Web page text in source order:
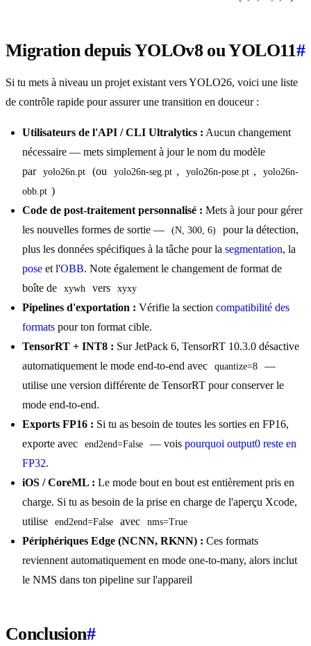
Migration depuis YOLOv8 ou YOLO11#
Si tu mets à niveau un projet existant vers YOLO26, voici une liste
de contrôle rapide pour assurer une transition en douceur :
Utilisateurs de l'API / CLI Ultralytics : Aucun changement
nécessaire — mets simplement à jour le nom du modèle
par yolo26n.pt (ou yolo26n-seg.pt , yolo26n-pose.pt ,
yolo26n-
obb.pt )
Code de post-traitement personnalisé : Mets à jour pour gérer
les nouvelles formes de sortie —
(N, 300, 6)
pour la détection,
plus les données spécifiques à la tâche pour la segmentation, la
pose et l'OBB. Note également le changement de format de
boîte de
xywh vers xyxy
Pipelines d'exportation : Vérifie la section compatibilité des
formats pour ton format cible.
TensorRT + INT8 : Sur JetPack 6, TensorRT 10.3.0 désactive
automatiquement le mode end-to-end avec
quantize=8
—
utilise une version différente de TensorRT pour conserver le
mode end-to-end.
Exports FP16 : Si tu as besoin de toutes les sorties en FP16,
exporte avec
end2end=False — vois pourquoi output0 reste en
FP32.
iOS / CoreML : Le mode bout en bout est entièrement pris en
charge. Si tu as besoin de la prise en charge de l'aperçu Xcode,
utilise
end2end=False avec nms=True
Périphériques Edge (NCNN, RKNN) : Ces formats
reviennent automatiquement en mode one-to-many, alors inclut
le NMS dans ton pipeline sur l'appareil
Conclusion#